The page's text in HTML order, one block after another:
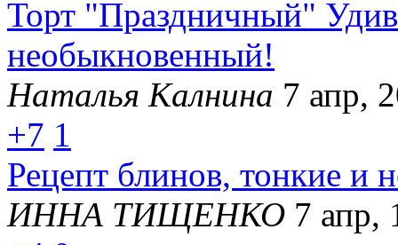
Торт "Праздничный"
необыкновенный!
Наталья Калнина 7 апр,
+7 1
Рецепт блинов, тонкие и
ИННА ТИЩЕНКО 7 апр,